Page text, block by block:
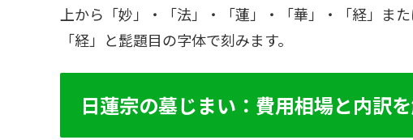
上から「妙」・「法」・「蓮」・「華」・「経」ま
「経」と髭題目の字体で刻みます。
日蓮宗の墓じまい：費用相場と内訳